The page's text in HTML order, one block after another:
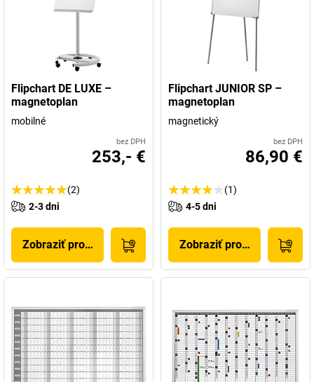
Flipchart DE LUXE –
magnetoplan
mobilné
bez DPH
253,- €
(2)
2-3 dni
Zobraziť produkt
Flipchart JUNIOR SP –
magnetoplan
magnetický
bez DPH
86,90 €
(1)
4-5 dni
Zobraziť produkt